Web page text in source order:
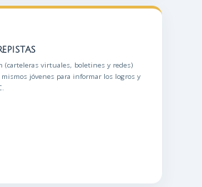
(carteleras virtuales, boletines y redes)
jóvenes para informar los logros y